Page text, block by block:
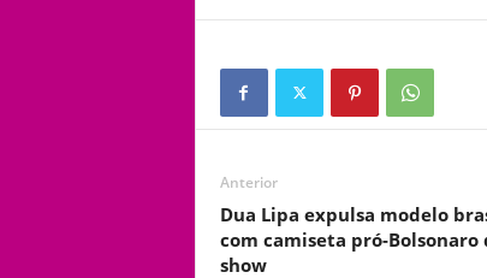
Anterior
Dua Lipa expulsa modelo
com camiseta pró-Bolsonaro
show